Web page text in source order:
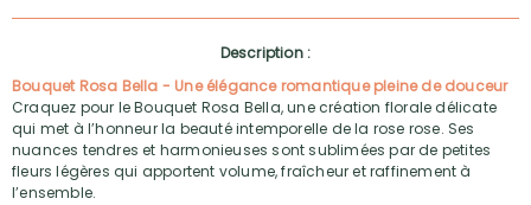
Description :
Bouquet Rosa Bella - Une élégance romantique pleine de douceur
Craquez pour le Bouquet Rosa Bella, une création florale délicate
qui met à l’honneur la beauté intemporelle de la rose rose. Ses
nuances tendres et harmonieuses sont sublimées par de petites
fleurs légères qui apportent volume, fraîcheur et raffinement à
l’ensemble.